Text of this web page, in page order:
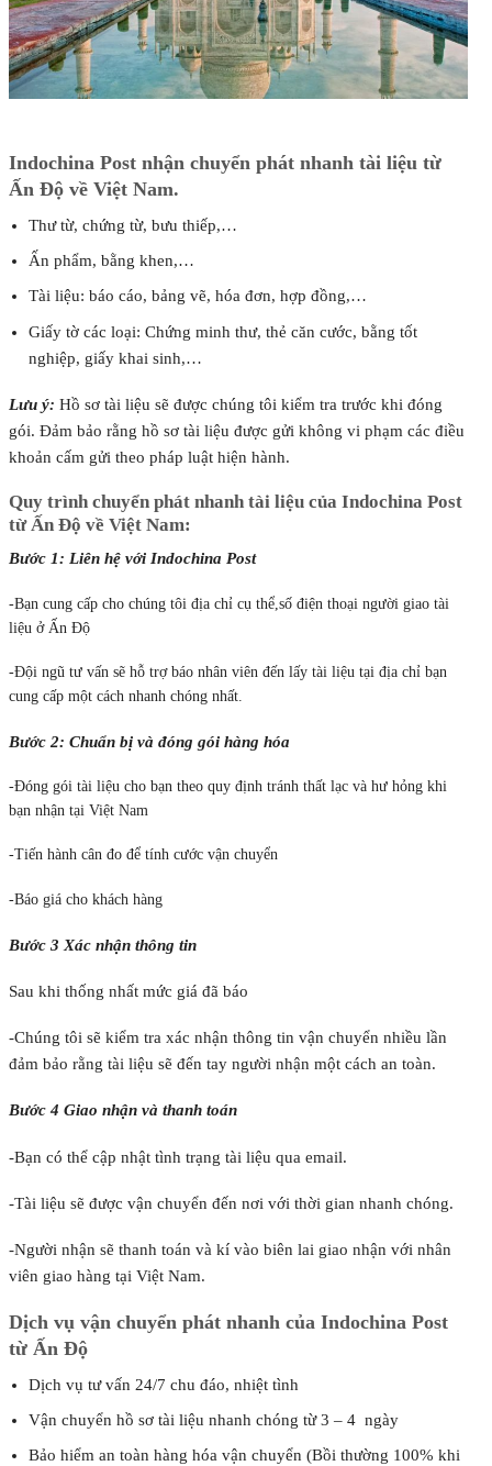
Indochina Post nhận chuyển phát nhanh tài liệu từ
Ấn Độ về Việt Nam.
Thư từ, chứng từ, bưu thiếp,…
Ấn phẩm, bằng khen,…
Tài liệu: báo cáo, bảng vẽ, hóa đơn, hợp đồng,…
Giấy tờ các loại: Chứng minh thư, thẻ căn cước, bằng tốt
nghiệp, giấy khai sinh,…
Lưu ý: Hồ sơ tài liệu sẽ được chúng tôi kiểm tra trước khi đóng
gói. Đảm bảo rằng hồ sơ tài liệu được gửi không vi phạm các điều
khoản cấm gửi theo pháp luật hiện hành.
Quy trình chuyển phát nhanh tài liệu của Indochina Post
từ Ấn Độ về Việt Nam:
Bước 1: Liên hệ với Indochina Post
-Bạn cung cấp cho chúng tôi địa chỉ cụ thể,số điện thoại người giao tài
liệu ở Ấn Độ
-Đội ngũ tư vấn sẽ hỗ trợ báo nhân viên đến lấy tài liệu tại địa chỉ bạn
cung cấp một cách nhanh chóng nhất.
Bước 2: Chuẩn bị và đóng gói hàng hóa
-Đóng gói tài liệu cho bạn theo quy định tránh thất lạc và hư hỏng khi
bạn nhận tại Việt Nam
-Tiến hành cân đo để tính cước vận chuyển
-Báo giá cho khách hàng
Bước 3 Xác nhận thông tin
Sau khi thống nhất mức giá đã báo
-Chúng tôi sẽ kiểm tra xác nhận thông tin vận chuyển nhiều lần
đảm bảo rằng tài liệu sẽ đến tay người nhận một cách an toàn.
Bước 4 Giao nhận và thanh toán
-Bạn có thể cập nhật tình trạng tài liệu qua email.
-Tài liệu sẽ được vận chuyển đến nơi với thời gian nhanh chóng.
-Người nhận sẽ thanh toán và kí vào biên lai giao nhận với nhân
viên giao hàng tại Việt Nam.
Dịch vụ vận chuyển phát nhanh của Indochina Post
từ Ấn Độ
Dịch vụ tư vấn 24/7 chu đáo, nhiệt tình
Vận chuyển hồ sơ tài liệu nhanh chóng từ 3 – 4 ngày
Bảo hiểm an toàn hàng hóa vận chuyển (Bồi thường 100% khi